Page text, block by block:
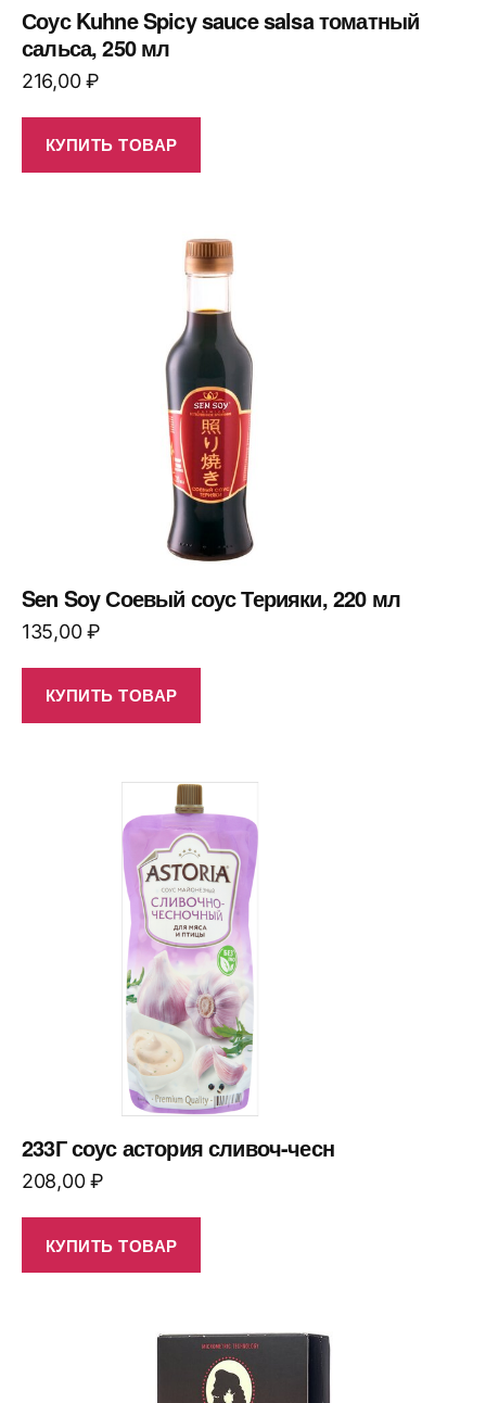
Соус Kuhne Spicy sauce salsa томатный
сальса, 250 мл
216,00₽
КУПИТЬ ТОВАР
Sen Soy Соевый соус Терияки, 220 мл
135,00₽
КУПИТЬ ТОВАР
233Г соус астория сливоч-чесн
208,00₽
КУПИТЬ ТОВАР